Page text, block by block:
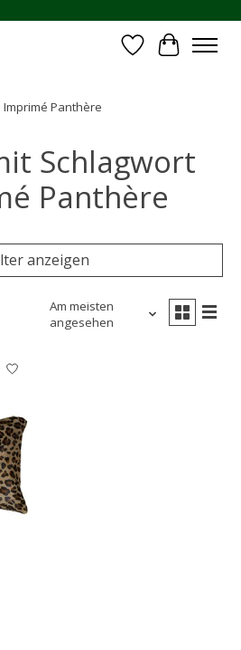
Wunschzettel
Ihr
Imprimé Panthère
Schlagwort
Panthère
anzeigen
Am meisten
angesehen